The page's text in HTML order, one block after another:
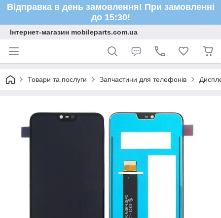
Відправка в день замовлення! При замовленні
до 15:30!
Інтернет-магазин mobileparts.com.ua
Товари та послуги Запчастини для телефонів